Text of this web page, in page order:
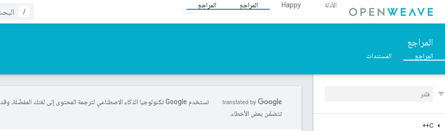
الأدلة Happy المراجع
المراجع
/
المراجع
المراجع المستندات
C++
تستخدم Google تكنولوجيا الذكاء الاصطناعي لترجمة المحتوى إلى لغتك المفضّلة، وقد
تتضمّن بعض الأخطاء.